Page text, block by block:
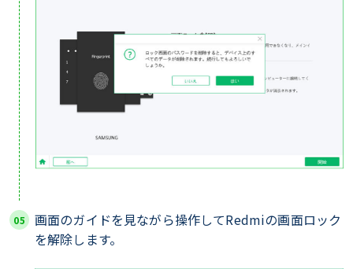
画面のガイドを見ながら操作してRedmiの画面ロック
を解除します。